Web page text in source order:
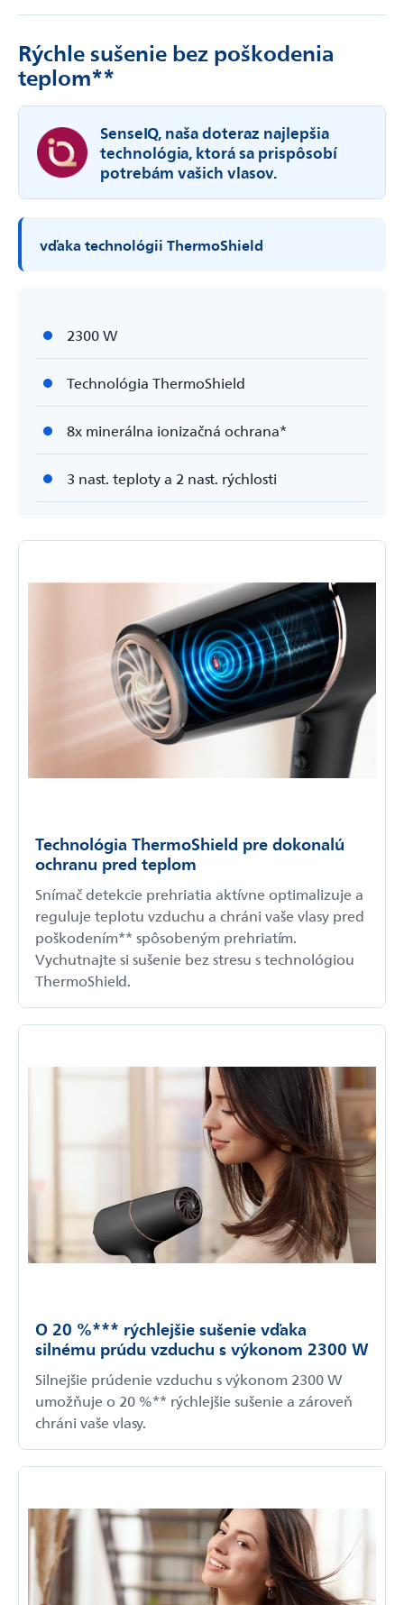
Rýchle sušenie bez poškodenia
teplom**
SenseIQ, naša doteraz najlepšia
technológia, ktorá sa prispôsobí
potrebám vašich vlasov.
vďaka technológii ThermoShield
2300 W
Technológia ThermoShield
8x minerálna ionizačná ochrana*
3 nast. teploty a 2 nast. rýchlosti
Technológia ThermoShield pre dokonalú
ochranu pred teplom
Snímač detekcie prehriatia aktívne optimalizuje a
reguluje teplotu vzduchu a chráni vaše vlasy pred
poškodením** spôsobeným prehriatím.
Vychutnajte si sušenie bez stresu s technológiou
ThermoShield.
O 20 %*** rýchlejšie sušenie vďaka
silnému prúdu vzduchu s výkonom 2300 W
Silnejšie prúdenie vzduchu s výkonom 2300 W
umožňuje o 20 %** rýchlejšie sušenie a zároveň
chráni vaše vlasy.